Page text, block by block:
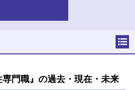
門職』の過去・現在・未来